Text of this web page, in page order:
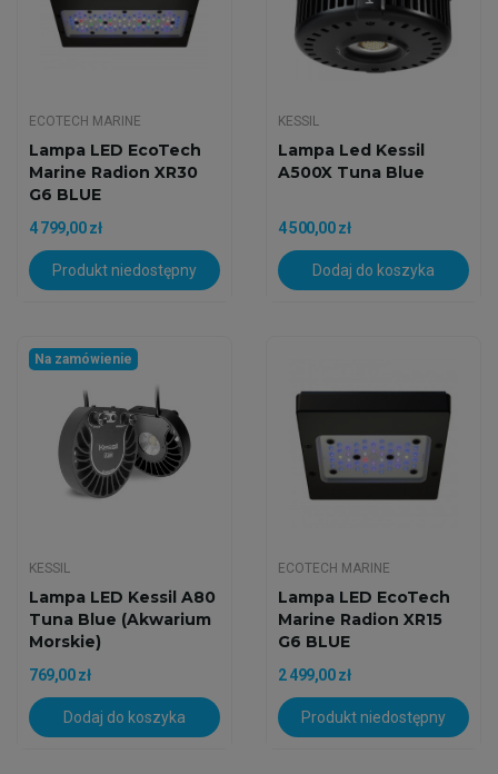
ECOTECH MARINE
Lampa LED EcoTech
Marine Radion XR30
G6 BLUE
4 799,00 zł
Produkt niedostępny
KESSIL
Lampa Led Kessil
A500X Tuna Blue
4 500,00 zł
Dodaj do koszyka
Na zamówienie
KESSIL
Lampa LED Kessil A80
Tuna Blue (Akwarium
Morskie)
769,00 zł
Dodaj do koszyka
ECOTECH MARINE
Lampa LED EcoTech
Marine Radion XR15
G6 BLUE
2 499,00 zł
Produkt niedostępny